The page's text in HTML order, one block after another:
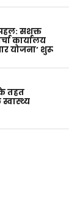
सशक्त
कार्यालय
योजना’ शुरू
तहत